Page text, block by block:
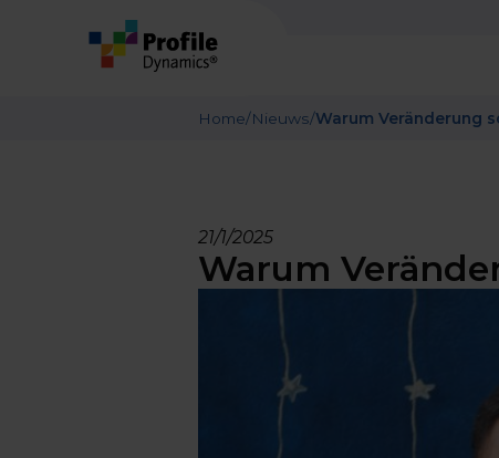
Home/Nieuws/Warum Veränderung
21/1/2025
Warum